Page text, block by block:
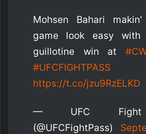
Mohsen Bahari
game look easy
guillotine win at
#UFCFIGHTPASS
https://t.co/jzu9RzELKD
— UFC Fight
(@UFCFightPass)